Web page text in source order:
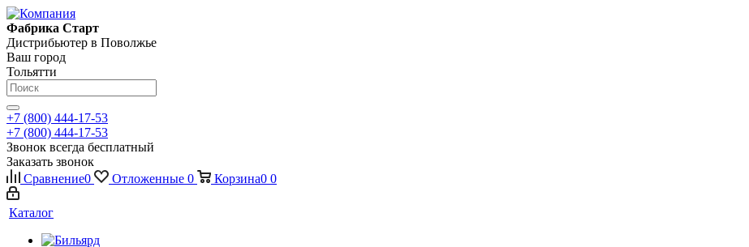
Фабрика Старт
Дистрибьютер в Поволжье
Ваш город
Тольятти
+7 (800) 444-17-53
+7 (800) 444-17-53
Звонок всегда бесплатный
Заказать звонок
Сравнение0 Отложенные 0 Корзина0 0
Каталог